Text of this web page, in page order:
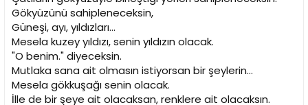
Gökyüzünü sahipleneceksin,
Güneşi, ayı, yıldızları...
Mesela kuzey yıldızı, senin yıldızın olacak.
"O benim." diyeceksin.
Mutlaka sana ait olmasın istiyorsan bir şeylerin...
Mesela gökkuşağı senin olacak.
İlle de bir şeye ait olacaksan, renklere ait olacaksın.